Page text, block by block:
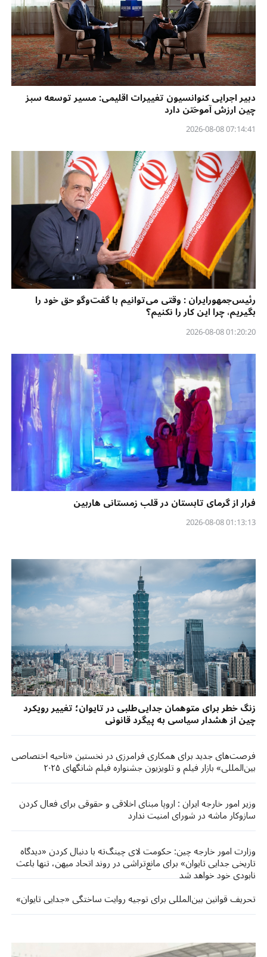
دبیر اجرایی کنوانسیون تغییرات اقلیمی: مسیر توسعه سبز
چین ارزش آموختن دارد
07:14:41 2026-08-08
رئیس‌جمهورایران : وقتی می‌توانیم با گفت‌وگو حق خود را
بگیریم، چرا این کار را نکنیم؟
01:20:20 2026-08-08
فرار از گرمای تابستان در قلب زمستانی هاربین
01:13:13 2026-08-08
زنگ خطر برای متوهمان جدایی‌طلبی در تایوان؛ تغییر رویکرد
چین از هشدار سیاسی به پیگرد قانونی
فرصت‌های جدید برای همکاری فرامرزی در نخستین «ناحیه اختصاصی
بین‌المللی» بازار فیلم و تلویزیون جشنواره فیلم شانگهای ۲۰۲۵
وزیر امور خارجه ایران : اروپا مبنای اخلاقی و حقوقی برای فعال کردن
سازوکار ماشه در شورای امنیت ندارد
وزارت امور خارجه چین: حکومت لای چینگ‌ته با دنبال کردن «دیدگاه
تاریخی جدایی تایوان» برای مانع‌تراشی در روند اتحاد میهن، تنها باعث
نابودی خود خواهد شد
تحریف قوانین بین‌المللی برای توجیه روایت ساختگی «جدایی تایوان»